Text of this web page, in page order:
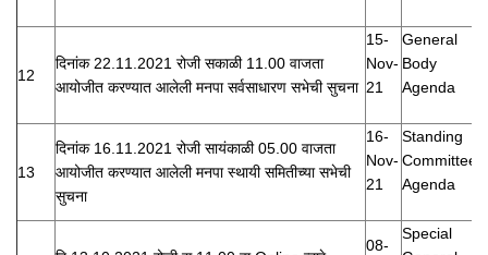
12
दिनांक 22.11.2021 रोजी सकाळी 11.00 वाजता
आयोजीत करण्यात आलेली मनपा सर्वसाधारण सभेची सुचना
15-
Nov-
21
General
Body
Agenda
13
दिनांक 16.11.2021 रोजी सायंकाळी 05.00 वाजता
आयोजीत करण्यात आलेली मनपा स्थायी समितीच्या सभेची
सुचना
16-
Nov-
21
Standing
Committee
Agenda
08-
Special